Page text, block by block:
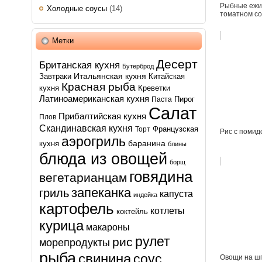
Холодные соусы (14)
Метки
Британская кухня Бутерброд Десерт
Завтраки Итальянская кухня Китайская
кухня Красная рыба Креветки
Латиноамериканская кухня Паста Пирог
Плов Прибалтийская кухня Салат
Скандинавская кухня Торт Французская
кухня аэрогриль баранина блины
блюда из овощей борщ
вегетарианцам говядина
грильзапеканка индейка капуста
картофель коктейль котлеты
курица макароны
морепродукты рис рулет
рыбасвинина
Рыбные
томатном
Рис с
Овощи на